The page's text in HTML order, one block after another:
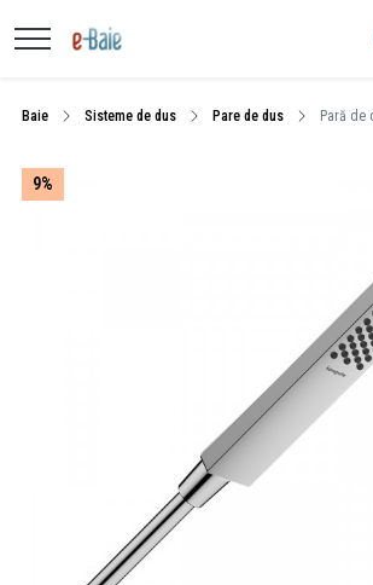
Baie Sisteme de dus Pare de dus Pară de
9%